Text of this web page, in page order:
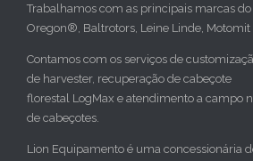
Trabalhamos com as principais marcas
Oregon®, Baltrotors, Leine Linde, Motomit
Contamos com os serviços de
de harvester, recuperação de cabeçote
florestal LogMax e atendimento a campo
de cabeçotes.
Lion Equipamento é uma concessionária